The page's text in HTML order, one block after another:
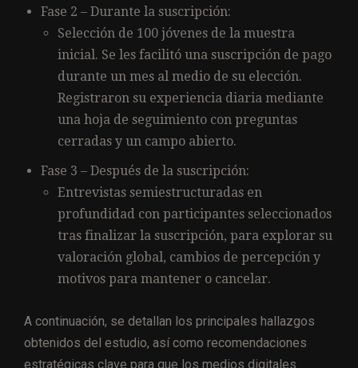
Fase 2 – Durante la suscripción:
Selección de 100 jóvenes de la muestra
inicial. Se les facilitó una suscripción de pago
durante un mes al medio de su elección.
Registraron su experiencia diaria mediante
una hoja de seguimiento con preguntas
cerradas y un campo abierto.
Fase 3 – Después de la suscripción:
Entrevistas semiestructuradas en
profundidad con participantes seleccionados
tras finalizar la suscripción, para explorar su
valoración global, cambios de percepción y
motivos para mantener o cancelar.
A continuación, se detallan los principales hallazgos
obtenidos del estudio, así como recomendaciones
estratégicas clave para que los medios digitales